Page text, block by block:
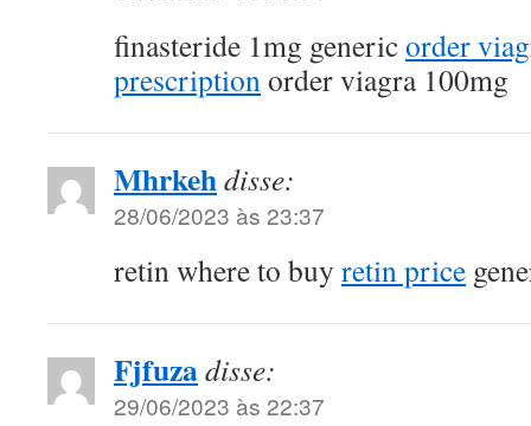
finasteride 1mg genericorder
prescriptionorder viagra 100mg
Mhrkehdisse:
28/06/2023 às 23:37
retin where to buy retin price
Fjfuzadisse:
29/06/2023 às 22:37